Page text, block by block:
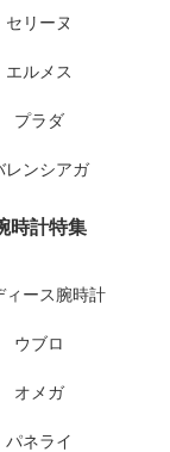
セリーヌ
エルメス
プラダ
レンシアガ
時計特集
ィース腕時計
ウブロ
オメガ
パネライ